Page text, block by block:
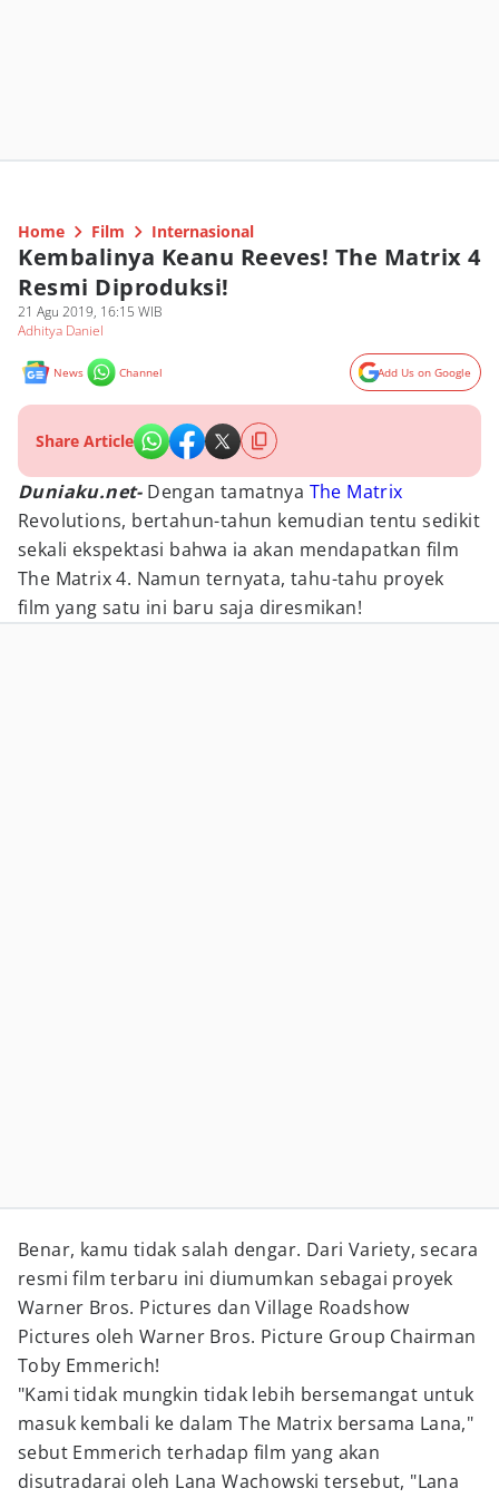
Home Film Internasional
Kembalinya Keanu Reeves! The Matrix 4
Resmi Diproduksi!
21 Agu 2019, 16:15 WIB
Adhitya Daniel
News Channel Add Us on Google
Share Article
Duniaku.net- Dengan tamatnya The Matrix
Revolutions, bertahun-tahun kemudian tentu sedikit
sekali ekspektasi bahwa ia akan mendapatkan film
The Matrix 4. Namun ternyata, tahu-tahu proyek
film yang satu ini baru saja diresmikan!
Benar, kamu tidak salah dengar. Dari Variety, secara
resmi film terbaru ini diumumkan sebagai proyek
Warner Bros. Pictures dan Village Roadshow
Pictures oleh Warner Bros. Picture Group Chairman
Toby Emmerich!
"Kami tidak mungkin tidak lebih bersemangat untuk
masuk kembali ke dalam The Matrix bersama Lana,"
sebut Emmerich terhadap film yang akan
disutradarai oleh Lana Wachowski tersebut, "Lana